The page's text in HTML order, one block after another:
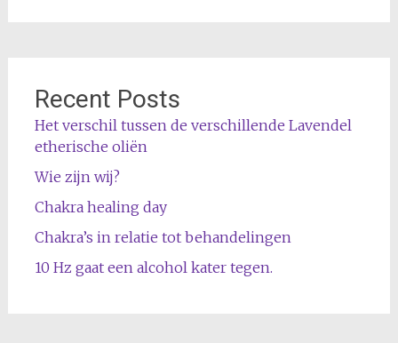
Recent Posts
Het verschil tussen de verschillende Lavendel
etherische oliën
Wie zijn wij?
Chakra healing day
Chakra’s in relatie tot behandelingen
10 Hz gaat een alcohol kater tegen.